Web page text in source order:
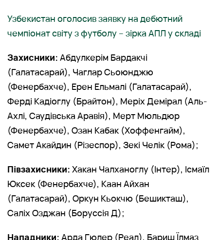
Узбекистан оголосив заявку на дебютний
чемпіонат світу з футболу – зірка АПЛ у складі
Захисники: Абдулкерім Бардакчі
(Галатасарай), Чаглар Сьоюнджю
(Фенербахче), Ерен Ельмалі (Галатасарай),
Ферді Кадіоглу (Брайтон), Меріх Демірал (Аль-
Ахлі, Саудівська Аравія), Мерт Мюльдюр
(Фенербахче), Озан Кабак (Хоффенгайм),
Самет Акайдин (Різеспор), Зекі Челік (Рома);
Півзахисники: Хакан Чалханоглу (Інтер), Ісмаїл
Юксек (Фенербахче), Каан Айхан
(Галатасарай), Оркун Кьокчю (Бешикташ),
Саліх Озджан (Боруссія Д);
Нападники: Арда Гюлер (Реал), Бариш Їлмаз